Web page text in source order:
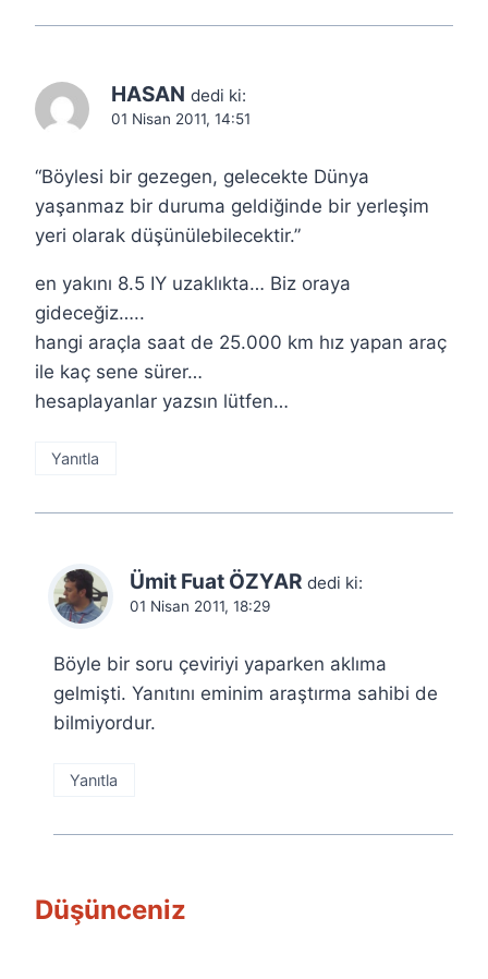
HASAN dedi ki:
01 Nisan 2011, 14:51
“Böylesi bir gezegen, gelecekte Dünya
yaşanmaz bir duruma geldiğinde bir yerleşim
yeri olarak düşünülebilecektir.”
en yakını 8.5 IY uzaklıkta… Biz oraya
gideceğiz…..
hangi araçla saat de 25.000 km hız yapan araç
ile kaç sene sürer…
hesaplayanlar yazsın lütfen…
Yanıtla
Ümit Fuat ÖZYAR dedi ki:
01 Nisan 2011, 18:29
Böyle bir soru çeviriyi yaparken aklıma
gelmişti. Yanıtını eminim araştırma sahibi de
bilmiyordur.
Yanıtla
Düşünceniz